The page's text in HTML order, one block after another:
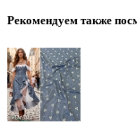
Рекомендуем также